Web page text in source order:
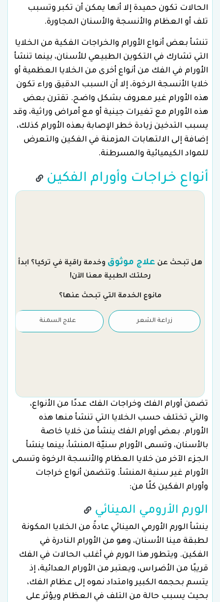
الحالات تكون حميدة إلا أنها يمكن أن تكبر وتسبب
تلف أو العظام والأنسجة والأسنان المجاورة.
تنشأ بعض أنواع الأورام والخراجات الفكية من الخلايا
التي تشارك في التكوين الطبيعي للأسنان، بينما تنشأ
الأورام في الفك من أنواع أخرى من الخلايا العظمية أو
خلايا الأنسجة الرخوة، إلا أن السبب الدقيق وراء تكون
هذه الأورام غير معروف بشكل واضح. تقترن بعض
هذه الأورام مع تغيرات جينية أو مع أمراض وراثية، وقد
يسبب التدخين زيادة خطر الإصابة بهذه الأورام كذلك،
إضافة إلى الالتهابات المزمنة في الفكين والتعرض
للمواد الكيميائية والمسرطنة.
أنواع خراجات وأورام الفكين
هل تبحث عن علاج موثوق وخدمة راقية في تركيا؟ ابدأ
رحلتك الطبية معنا الآن!
مانوع الخدمة التي تبحث عنها؟
زراعة الشعر علاج السمنة
تضمن أورام الفك وخراجات الفك عددًا من الأنواع،
والتي تختلف حسب الخلايا التي تنشأ منها هذه
الأورام. بعض أورام الفك ينشأ من خلايا خاصة
بالأسنان، وتسمى الأورام سنيّة المنشأ، بينما ينشأ
الجزء الآخر من خلايا العظام والأنسجة الرخوة وتسمى
الأورام غير سنية المنشأ. وتتضمن أنواع خراجات
وأورام الفكين كلًا من:
الورم الأرومي المينائي
ينشأ الورم الأورمي المينائي عادةً من الخلايا المكونة
لطبقة مينا الأسنان، وهو من الأورام النادرة في
الفكين. ويتطور هذا الورم في أغلب الحالات في الفك
قريبًا من الأضراس، ويعتبر من الأورام العدائية، إذ
يتسم بحجمه الكبير وامتداد نموه إلى عظام الفك،
بحيث يسبب حالة من التلف في العظام ويؤثر على